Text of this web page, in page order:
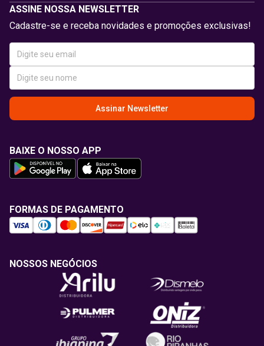
ASSINE NOSSA NEWSLETTER
Cadastre-se e receba novidades e promoções exclusivas!
Assinar Newsletter
BAIXE O NOSSO APP
FORMAS DE PAGAMENTO
NOSSOS NEGÓCIOS